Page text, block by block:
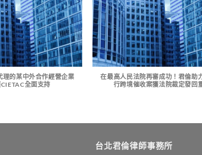
理的某中外合作經營企業
全面支持
在最高人民法院再審成功！君倫助
行跨境催收案獲法院裁定發回
台北君倫律師事務所